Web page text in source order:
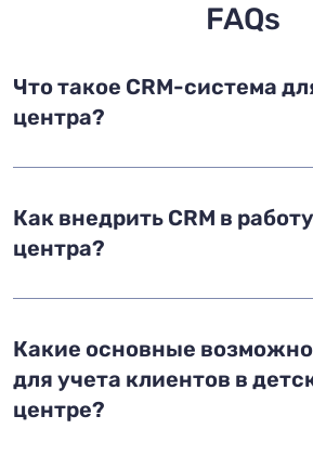
FAQs
Что такое CRM-система
центра?
Как внедрить CRM в
центра?
Какие основные
для учета клиентов в
центре?